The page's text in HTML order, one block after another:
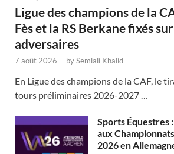
Ligue des champions de la
Fès et la RS Berkane fixés
adversaires
7 août 2026 - bySemlali Khalid
En Ligue des champions de la CAF, le
tours préliminaires 2026-2027 …
Sports Équestres
aux
2026 en